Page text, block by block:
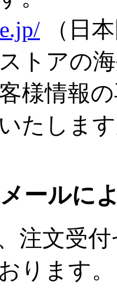
（日
トアの
様情報
たしま
ールに
注文受
ります。